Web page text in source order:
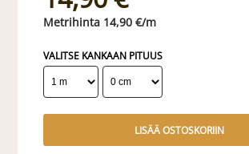
14,90 €/m
VALITSE KANKAAN PITUUS
LISÄÄ OSTOSKORIIN